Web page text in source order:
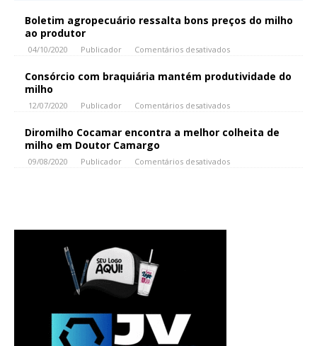
Boletim agropecuário ressalta bons preços do milho
ao produtor
04/10/2020 Publicador Comentários desativados
Consórcio com braquiária mantém produtividade do
milho
12/07/2020 Publicador Comentários desativados
Diromilho Cocamar encontra a melhor colheita de
milho em Doutor Camargo
09/08/2020 Publicador Comentários desativados